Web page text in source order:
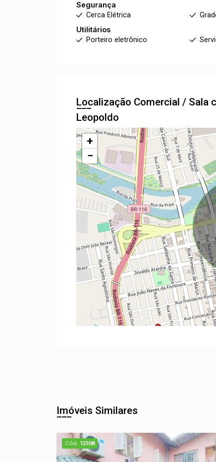
Segurança
Cerca Elétrica
Utilitários
Porteiro eletrônico
Localização Comercial / Sala
Leopoldo
+
−
Imóveis Similares
Cód. 12308